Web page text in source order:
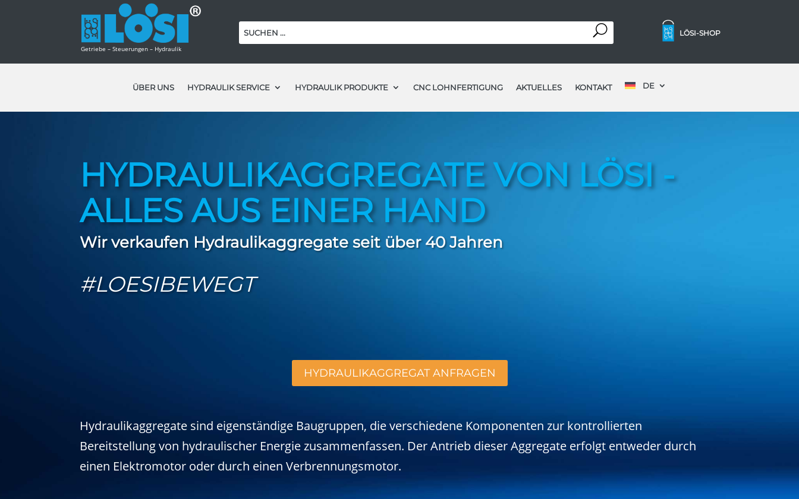
Getriebe – Steuerungen – Hydraulik
LÖSI-SHOP
ÜBER UNS HYDRAULIK SERVICE HYDRAULIK PRODUKTE CNC LOHNFERTIGUNG AKTUELLES KONTAKT DE
HYDRAULIKAGGREGATE VON LÖSI -
ALLES AUS EINER HAND
Wir verkaufen Hydraulikaggregate seit über 40 Jahren
#LOESIBEWEGT
HYDRAULIKAGGREGAT ANFRAGEN
Hydraulikaggregate sind eigenständige Baugruppen, die verschiedene Komponenten zur kontrollierten
Bereitstellung von hydraulischer Energie zusammenfassen. Der Antrieb dieser Aggregate erfolgt entweder durch
einen Elektromotor oder durch einen Verbrennungsmotor.